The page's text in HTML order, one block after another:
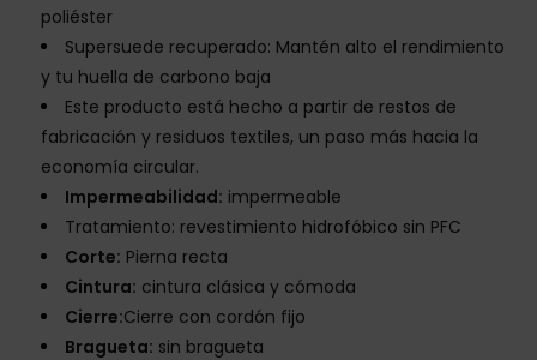
poliéster
Supersuede recuperado: Mantén alto el rendimiento
y tu huella de carbono baja
Este producto está hecho a partir de restos de
fabricación y residuos textiles, un paso más hacia la
economía circular.
Impermeabilidad: impermeable
Tratamiento: revestimiento hidrofóbico sin PFC
Corte: Pierna recta
Cintura: cintura clásica y cómoda
Cierre:Cierre con cordón fijo
Bragueta: sin bragueta